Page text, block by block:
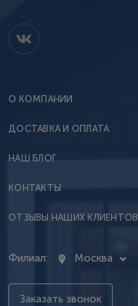
О КОМПАНИИ
ДОСТАВКА И ОПЛАТА
НАШ БЛОГ
КОНТАКТЫ
ОТЗЫВЫ НАШИХ КЛИЕНТОВ
Филиал: Москва
Заказать звонок